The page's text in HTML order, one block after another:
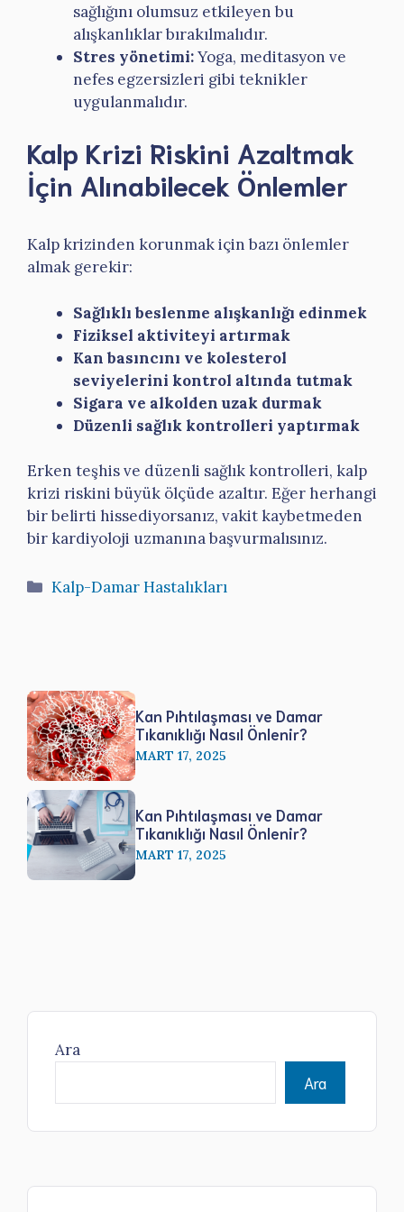
sağlığını olumsuz etkileyen bu
alışkanlıklar bırakılmalıdır.
Stres yönetimi:Yoga, meditasyon ve
nefes egzersizleri gibi teknikler
uygulanmalıdır.
Kalp Krizi Riskini Azaltmak
İçin Alınabilecek Önlemler
Kalp krizinden korunmak için bazı önlemler
almak gerekir:
Sağlıklı beslenme alışkanlığı edinmek
Fiziksel aktiviteyi artırmak
Kan basıncını ve kolesterol
seviyelerini kontrol altında tutmak
Sigara ve alkolden uzak durmak
Düzenli sağlık kontrolleri yaptırmak
Erken teşhis ve düzenli sağlık kontrolleri, kalp
krizi riskini büyük ölçüde azaltır. Eğer herhangi
bir belirti hissediyorsanız, vakit kaybetmeden
bir kardiyoloji uzmanına başvurmalısınız.
Kategoriler
Kalp-Damar Hastalıkları
Kan Pıhtılaşması ve Damar
Tıkanıklığı Nasıl Önlenir?
MART 17, 2025
Kan Pıhtılaşması ve Damar
Tıkanıklığı Nasıl Önlenir?
MART 17, 2025
Ara
Ara